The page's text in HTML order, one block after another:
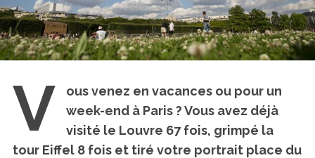
V
ous venez en vacances ou pour un
week-end à Paris ? Vous avez déjà
visité le Louvre 67 fois, grimpé la
tour Eiffel 8 fois et tiré votre portrait place du